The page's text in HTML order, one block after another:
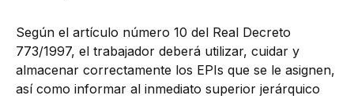
Según el artículo número 10 del Real Decreto
773/1997, el trabajador deberá utilizar, cuidar y
almacenar correctamente los EPIs que se le asignen,
así como informar al inmediato superior jerárquico